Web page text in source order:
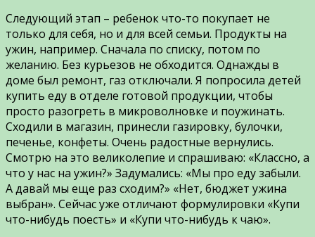
Следующий этап – ребенок что-то покупает не
только для себя, но и для всей семьи. Продукты на
ужин, например. Сначала по списку, потом по
желанию. Без курьезов не обходится. Однажды в
доме был ремонт, газ отключали. Я попросила детей
купить еду в отделе готовой продукции, чтобы
просто разогреть в микроволновке и поужинать.
Сходили в магазин, принесли газировку, булочки,
печенье, конфеты. Очень радостные вернулись.
Смотрю на это великолепие и спрашиваю: «Классно, а
что у нас на ужин?» Задумались: «Мы про еду забыли.
А давай мы еще раз сходим?» «Нет, бюджет ужина
выбран». Сейчас уже отличают формулировки «Купи
что-нибудь поесть» и «Купи что-нибудь к чаю».